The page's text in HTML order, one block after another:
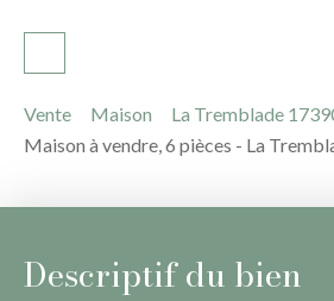
Vente Maison
La Tremblade
Maison à vendre, 6 pièces - La
Descriptif du bien